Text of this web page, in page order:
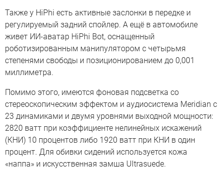
Также у HiPhi есть активные заслонки в передке и
регулируемый задний спойлер. А ещё в автомобиле
живет ИИ-аватар HiPhi Bot, оснащенный
роботизированным манипулятором с четырьмя
степенями свободы и позиционированием до 0,001
миллиметра.
Помимо этого, имеются фоновая подсветка со
стереоскопическим эффектом и аудиосистема Meridian с
23 динамиками и двумя уровнями выходной мощности:
2820 ватт при коэффициенте нелинейных искажений
(КНИ) 10 процентов либо 1920 ватт при КНИ в один
процент. Для обивки сидений используется кожа
«наппа» и искусственная замша Ultrasuede.